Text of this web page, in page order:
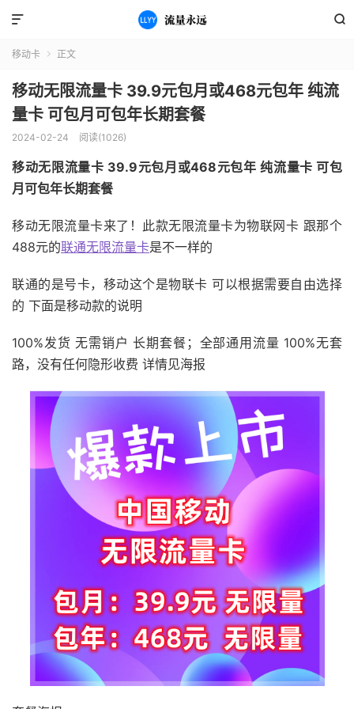


移动卡  正文
移动无限流量卡 39.9元包月或468元包年 纯流
量卡 可包月可包年长期套餐
2024-02-24 阅读(1026)
移动无限流量卡 39.9元包月或468元包年 纯流量卡 可包
月可包年长期套餐
移动无限流量卡来了！此款无限流量卡为物联网卡 跟那个
488元的联通无限流量卡是不一样的
联通的是号卡，移动这个是物联卡 可以根据需要自由选择
的 下面是移动款的说明
100%发货 无需销户 长期套餐；全部通用流量 100%无套
路，没有任何隐形收费 详情见海报